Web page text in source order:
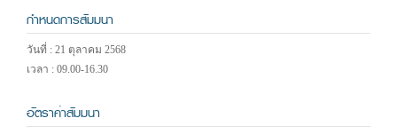
กำหนดการสัมมนา
วันที่ : 21 ตุลาคม 2568
เวลา : 09.00-16.30
อัตราค่าสัมมนา